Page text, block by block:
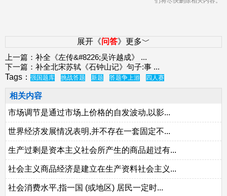
展开《问答》更多﹀
上一篇： 补全《左传&#8226;吴许越成》
...
下一篇： 补全北宋苏轼《石钟山记》句子:事 ...
Tags： 强国题库 挑战答题 新题 答题争上游 四人赛
相关内容
市场调节是通过市场上价格的自发波动,以影...
世界经济发展情况表明,并不存在一套固定不...
生产过剩是资本主义社会所产生的商品超过有...
社会主义商品经济是建立在生产资料社会主义...
社会消费水平,指一国 (或地区) 居民一定时...